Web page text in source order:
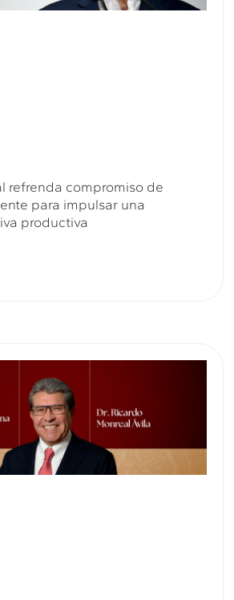
refrenda compromiso de
para impulsar una
productiva